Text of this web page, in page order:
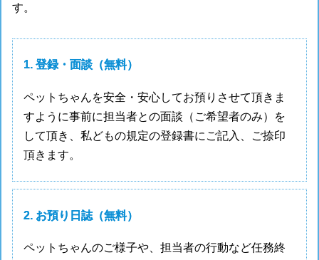
す。
1. 登録・面談（無料）
ペットちゃんを安全・安心してお預りさせて頂きま
すように事前に担当者との面談（ご希望者のみ）を
して頂き、私どもの規定の登録書にご記入、ご捺印
頂きます。
2. お預り日誌（無料）
ペットちゃんのご様子や、担当者の行動など任務終